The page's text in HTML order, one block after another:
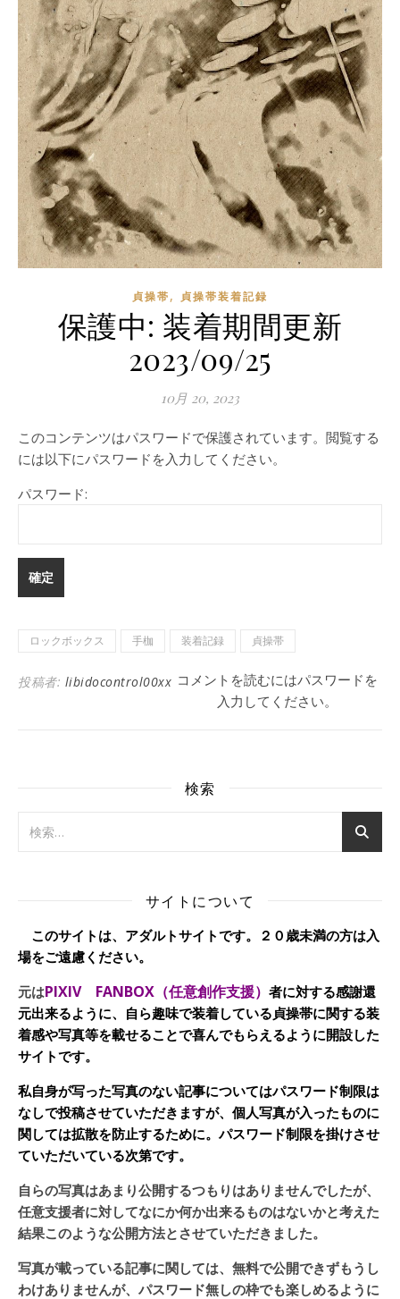
貞操帯, 貞操帯装着記録
保護中: 装着期間更新
2023/09/25
10月 20, 2023
このコンテンツはパスワードで保護されています。閲覧する
には以下にパスワードを入力してください。
パスワード:
ロックボックス 手枷 装着記録 貞操帯
投稿者: libidocontrol00xx コメントを読むにはパスワードを
入力してください。
検索
サイトについて
このサイトは、アダルトサイトです。２０歳未満の方は入
場をご遠慮ください。
元はPIXIV FANBOX（任意創作支援） 者に対する感謝還
元出来るように、自ら趣味で装着している貞操帯に関する装
着感や写真等を載せることで喜んでもらえるように開設した
サイトです。
私自身が写った写真のない記事についてはパスワード制限は
なしで投稿させていただきますが、個人写真が入ったものに
関しては拡散を防止するために。パスワード制限を掛けさせ
ていただいている次第です。
自らの写真はあまり公開するつもりはありませんでしたが、
任意支援者に対してなにか何か出来るものはないかと考えた
結果このような公開方法とさせていただきました。
写真が載っている記事に関しては、無料で公開できずもうし
わけありませんが、パスワード無しの枠でも楽しめるように